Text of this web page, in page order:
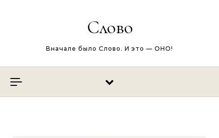
Слово
Вначале было Слово. И это — ОНО!